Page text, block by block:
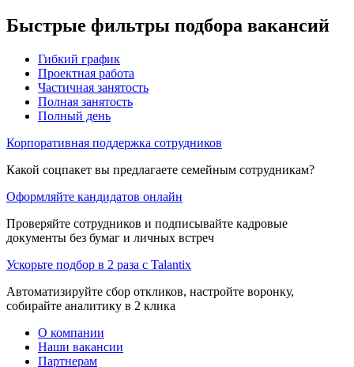
Быстрые фильтры подбора вакансий
Гибкий график
Проектная работа
Частичная занятость
Полная занятость
Полный день
Корпоративная поддержка сотрудников
Какой соцпакет вы предлагаете семейным сотрудникам?
Оформляйте кандидатов онлайн
Проверяйте сотрудников и подписывайте кадровые
документы без бумаг и личных встреч
Ускорьте подбор в 2 раза с Talantix
Автоматизируйте сбор откликов, настройте воронку,
собирайте аналитику в 2 клика
О компании
Наши вакансии
Партнерам